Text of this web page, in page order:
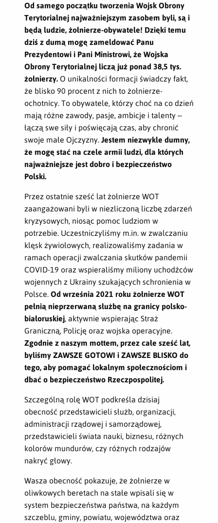
Od samego początku tworzenia Wojsk Obrony
Terytorialnej najważniejszym zasobem byli, są i
będą ludzie, żołnierze-obywatele! Dzięki temu
dziś z dumą mogę zameldować Panu
Prezydentowi i Pani Ministrowi, że Wojska
Obrony Terytorialnej liczą już ponad 38,5 tys.
żołnierzy. O unikalności formacji świadczy fakt,
że blisko 90 procent z nich to żołnierze-
ochotnicy. To obywatele, którzy choć na co dzień
mają różne zawody, pasje, ambicje i talenty –
łączą swe siły i poświęcają czas, aby chronić
swoje małe Ojczyzny. Jestem niezwykle dumny,
że mogę stać na czele armii ludzi, dla których
najważniejsze jest dobro i bezpieczeństwo
Polski.
Przez ostatnie sześć lat żołnierze WOT
zaangażowani byli w niezliczoną liczbę zdarzeń
kryzysowych, niosąc pomoc ludziom w
potrzebie. Uczestniczyliśmy m.in. w zwalczaniu
klęsk żywiołowych, realizowaliśmy zadania w
ramach operacji zwalczania skutków pandemii
COVID-19 oraz wspieraliśmy miliony uchodźców
wojennych z Ukrainy szukających schronienia w
Polsce. Od września 2021 roku żołnierze WOT
pełnią nieprzerwaną służbę na granicy polsko-
białoruskiej , aktywnie wspierając Straż
Graniczną, Policję oraz wojska operacyjne.
Zgodnie z naszym mottem, przez całe sześć lat,
byliśmy ZAWSZE GOTOWI i ZAWSZE BLISKO do
tego, aby pomagać lokalnym społecznościom i
dbać o bezpieczeństwo Rzeczpospolitej.
Szczególną rolę WOT podkreśla dzisiaj
obecność przedstawicieli służb, organizacji,
administracji rządowej i samorządowej,
przedstawicieli świata nauki, biznesu, różnych
kolorów mundurów, czy różnych rodzajów
nakryć głowy.
Wasza obecność pokazuje, że żołnierze w
oliwkowych beretach na stałe wpisali się w
system bezpieczeństwa państwa, na każdym
szczeblu, gminy, powiatu, województwa oraz